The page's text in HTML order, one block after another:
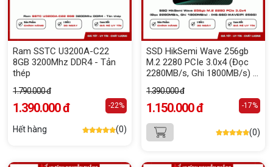
Ram SSTC U3200A-C22
8GB 3200Mhz DDR4 - Tản
thép
1.790.000 đ
1.390.000 đ -22%
Hết hàng (0)
SSD HikSemi Wave 256gb
M.2 2280 PCIe 3.0x4 (Đọc
2280MB/s, Ghi 1800MB/s) -
1.390.000 đ
1.150.000 đ -17%
(0)